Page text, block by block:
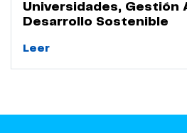
Universidades, Gestión
Desarrollo Sostenible
Leer